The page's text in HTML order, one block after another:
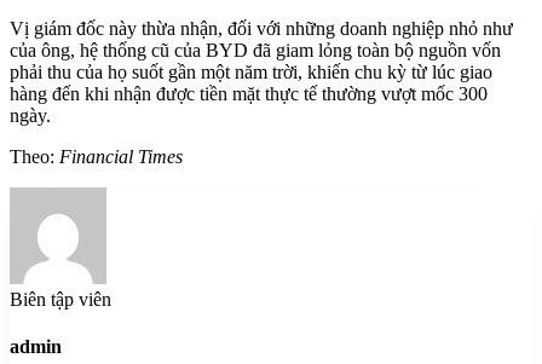
Vị giám đốc này thừa nhận, đối với những doanh nghiệp nhỏ như
của ông, hệ thống cũ của BYD đã giam lỏng toàn bộ nguồn vốn
phải thu của họ suốt gần một năm trời, khiến chu kỳ từ lúc giao
hàng đến khi nhận được tiền mặt thực tế thường vượt mốc 300
ngày.
Theo: Financial Times
Biên tập viên
admin